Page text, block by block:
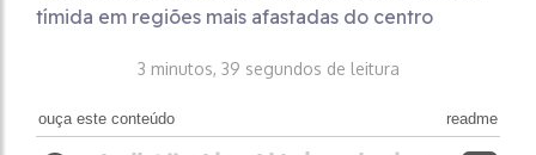
tímida em regiões mais afastadas do centro
3 minutos, 39 segundos de leitura
ouça este conteúdo readme